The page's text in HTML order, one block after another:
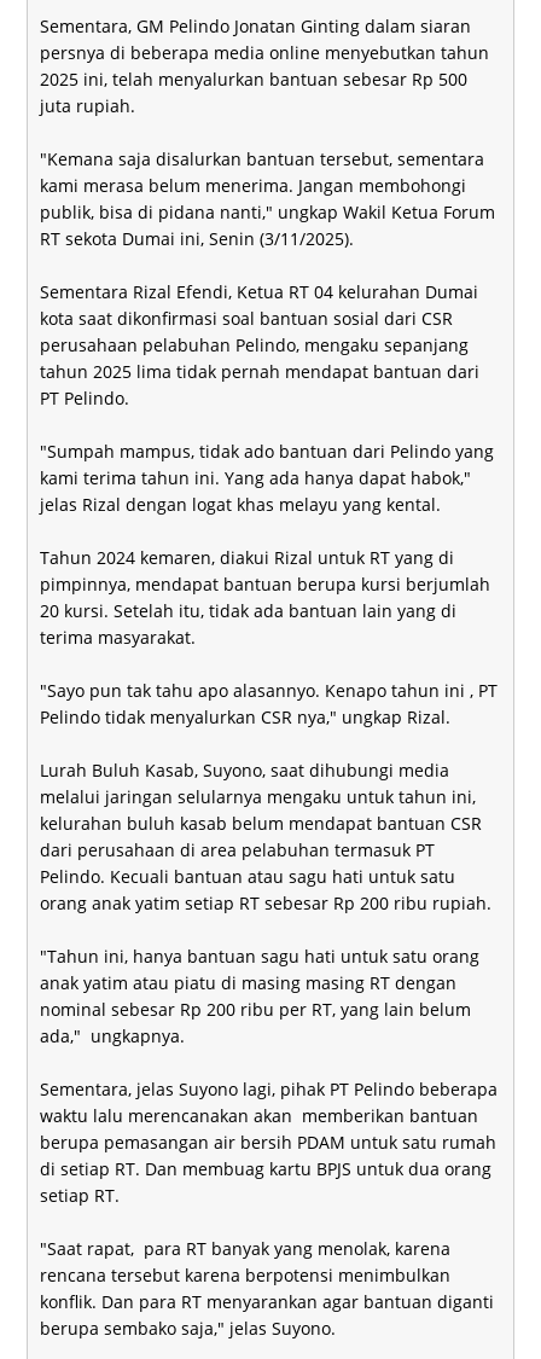
Sementara, GM Pelindo Jonatan Ginting dalam siaran
persnya di beberapa media online menyebutkan tahun
2025 ini, telah menyalurkan bantuan sebesar Rp 500
juta rupiah.
"Kemana saja disalurkan bantuan tersebut, sementara
kami merasa belum menerima. Jangan membohongi
publik, bisa di pidana nanti," ungkap Wakil Ketua Forum
RT sekota Dumai ini, Senin (3/11/2025).
Sementara Rizal Efendi, Ketua RT 04 kelurahan Dumai
kota saat dikonfirmasi soal bantuan sosial dari CSR
perusahaan pelabuhan Pelindo, mengaku sepanjang
tahun 2025 lima tidak pernah mendapat bantuan dari
PT Pelindo.
"Sumpah mampus, tidak ado bantuan dari Pelindo yang
kami terima tahun ini. Yang ada hanya dapat habok,"
jelas Rizal dengan logat khas melayu yang kental.
Tahun 2024 kemaren, diakui Rizal untuk RT yang di
pimpinnya, mendapat bantuan berupa kursi berjumlah
20 kursi. Setelah itu, tidak ada bantuan lain yang di
terima masyarakat.
"Sayo pun tak tahu apo alasannyo. Kenapo tahun ini , PT
Pelindo tidak menyalurkan CSR nya," ungkap Rizal.
Lurah Buluh Kasab, Suyono, saat dihubungi media
melalui jaringan selularnya mengaku untuk tahun ini,
kelurahan buluh kasab belum mendapat bantuan CSR
dari perusahaan di area pelabuhan termasuk PT
Pelindo. Kecuali bantuan atau sagu hati untuk satu
orang anak yatim setiap RT sebesar Rp 200 ribu rupiah.
"Tahun ini, hanya bantuan sagu hati untuk satu orang
anak yatim atau piatu di masing masing RT dengan
nominal sebesar Rp 200 ribu per RT, yang lain belum
ada," ungkapnya.
Sementara, jelas Suyono lagi, pihak PT Pelindo beberapa
waktu lalu merencanakan akan memberikan bantuan
berupa pemasangan air bersih PDAM untuk satu rumah
di setiap RT. Dan membuag kartu BPJS untuk dua orang
setiap RT.
"Saat rapat, para RT banyak yang menolak, karena
rencana tersebut karena berpotensi menimbulkan
konflik. Dan para RT menyarankan agar bantuan diganti
berupa sembako saja," jelas Suyono.